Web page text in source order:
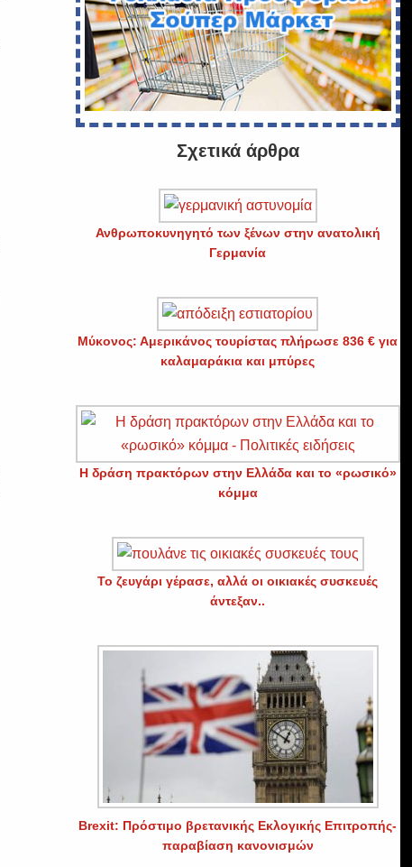
Σχετικά άρθρα
Ανθρωποκυνηγητό των ξένων στην ανατολική
Γερμανία
Μύκονος: Αμερικάνος τουρίστας πλήρωσε 836 € για
καλαμαράκια και μπύρες
H δράση πρακτόρων στην Ελλάδα και το «ρωσικό»
κόμμα
Το ζευγάρι γέρασε, αλλά οι οικιακές συσκευές
άντεξαν..
Brexit: Πρόστιμο βρετανικής Εκλογικής Επιτροπής-
παραβίαση κανονισμών